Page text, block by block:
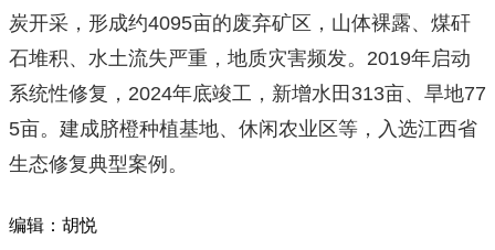
炭开采，形成约4095亩的废弃矿区，山体裸露、煤矸
石堆积、水土流失严重，地质灾害频发。2019年启动
系统性修复，2024年底竣工，新增水田313亩、旱地77
5亩。建成脐橙种植基地、休闲农业区等，入选江西省
生态修复典型案例。
编辑：胡悦